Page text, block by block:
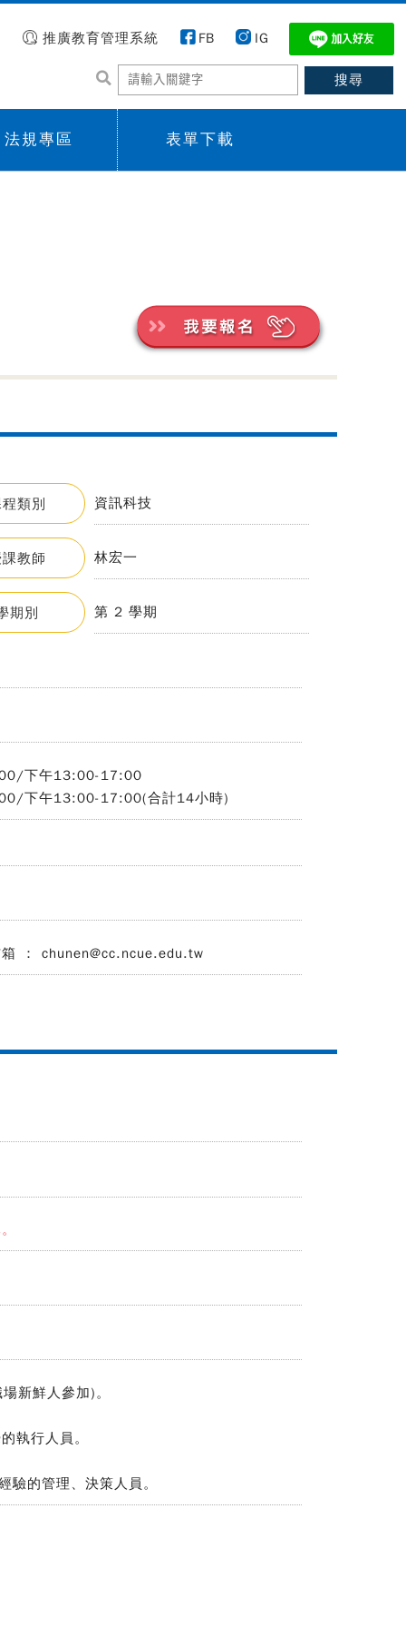
推廣教育管理系統 FB IG
法規專區 表單下載
類別 資訊科技
教師 林宏一
期別 第 2 學期
下午13:00-17:00
下午13:00-17:00(合計14小時)
： chunen@cc.ncue.edu.tw
新鮮人參加)。
執行人員。
驗的管理、決策人員。